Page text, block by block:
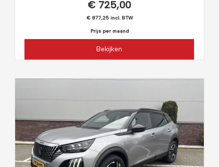
€ 725,00
€ 877,25 incl. BTW
Prijs per maand
Bekijken